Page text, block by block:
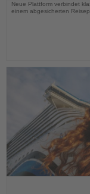
Neue Plattform verbindet
einem abgesicherten